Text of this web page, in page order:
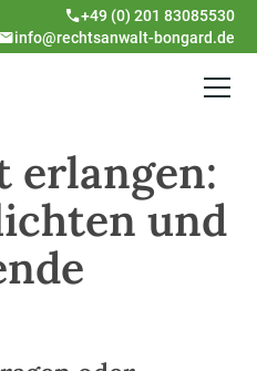
+49 (0) 201 83085530
info@rechtsanwalt-bongard.de
erlangen:
und